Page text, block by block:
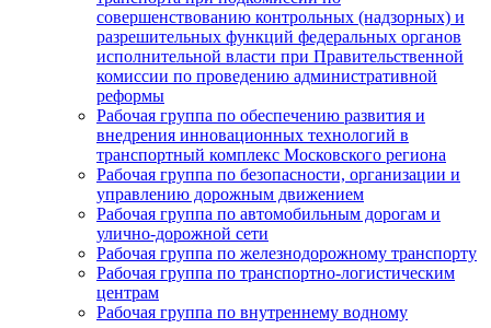
совершенствованию контрольных (надзорных) и
разрешительных функций федеральных органов
исполнительной власти при Правительственной
комиссии по проведению административной
реформы
Рабочая группа по обеспечению развития и
внедрения инновационных технологий в
транспортный комплекс Московского региона
Рабочая группа по безопасности, организации и
управлению дорожным движением
Рабочая группа по автомобильным дорогам и
улично-дорожной сети
Рабочая группа по железнодорожному транспорту
Рабочая группа по транспортно-логистическим
центрам
Рабочая группа по внутреннему водному